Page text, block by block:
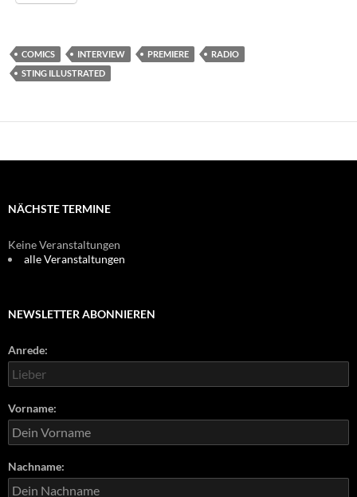
COMICS INTERVIEW PREMIERE
RADIO
STING ILLUSTRATED
NÄCHSTE TERMINE
Keine Veranstaltungen
alle Veranstaltungen
NEWSLETTER ABONNIEREN
Anrede:
Vorname:
Nachname: